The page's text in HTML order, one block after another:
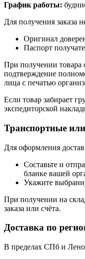
График работы:
Для получения заказа
Оригинал
Паспорт
При получении товара
подтверждение
лица с печатью
Если товар забирает
экспедиторской
Транспортные
Для оформления
Составьте и
бланке вашей
Укажите
При получении на
заказа или счёта.
Доставка по
В пределах СПб и